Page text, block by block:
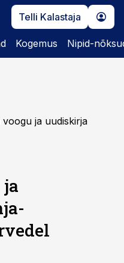
Telli Kalastaja
Kogemus Nipid-
ja uudiskirja